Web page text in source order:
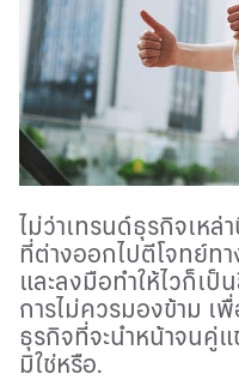
ไม่ว่าเทรนด์ธุรกิจเหล่
ที่ต่างออกไปตีโจทย์ท
และลงมือทำให้ไวก็เ
การไม่ควรมองข้าม เ
ธุรกิจที่จะนำหน้าจนคู่
มิใช่หรือ.